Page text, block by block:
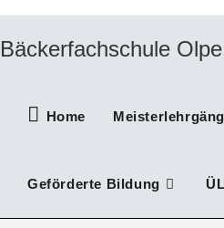
Bäckerfachschule Olpe
Home
Geförderte Bildung